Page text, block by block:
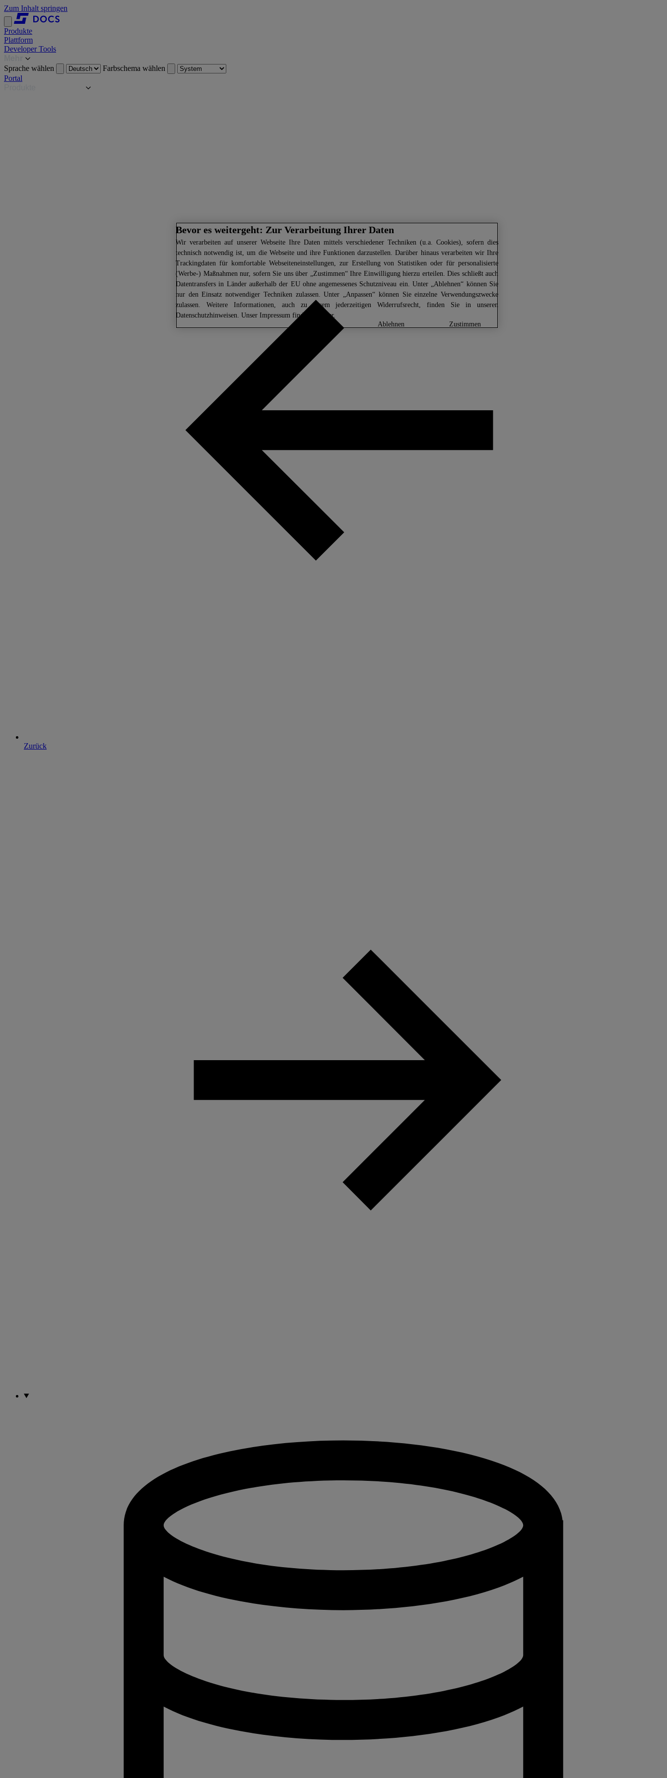
Zum Inhalt springen
Produkte
Plattform
Developer Tools
Sprache wählen
Farbschema wählen
Portal
Zurück
Bevor es weitergeht: Zur Verarbeitung Ihrer Daten
Wir verarbeiten auf unserer Webseite Ihre Daten mittels verschiedener Techniken (u.a. Cookies), sofern dies
technisch notwendig ist, um die Webseite und ihre Funktionen darzustellen. Darüber hinaus verarbeiten wir Ihre
Trackingdaten für komfortable Webseiteneinstellungen, zur Erstellung von Statistiken oder für personalisierte
(Werbe-) Maßnahmen nur, sofern Sie uns über „Zustimmen“ Ihre Einwilligung hierzu erteilen. Dies schließt auch
Datentransfers in Länder außerhalb der EU ohne angemessenes Schutzniveau ein. Unter „Ablehnen“ können Sie
nur den Einsatz notwendiger Techniken zulassen. Unter „Anpassen“ können Sie einzelne Verwendungszwecke
zulassen. Weitere Informationen, auch zu Ihrem jederzeitigen Widerrufsrecht, finden Sie in unseren
Datenschutzhinweisen. Unser Impressum finden Sie
hier.
ablehnen
zustimmen